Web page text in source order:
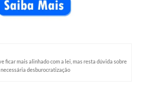
ficar mais alinhado com a lei, mas resta dúvida sobre
necessária desburocratização